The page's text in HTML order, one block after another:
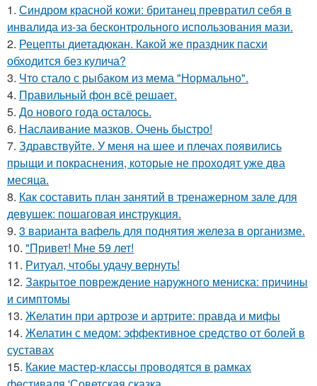
1. Синдром красной кожи: британец превратил себя в
инвалида из-за бесконтрольного использования мази.
2. Рецепты диетадюкан. Какой же праздник пасхи
обходится без кулича?
3. Что стало с рыбаком из мема "Нормально".
4. Правильный фон всё решает.
5. До нового года осталось.
6. Наслаивание мазков. Очень быстро!
7. Здравствуйте. У меня на шее и плечах появились
прыщи и покраснения, которые не проходят уже два
месяца.
8. Как составить план занятий в тренажерном зале для
девушек: пошаговая инструкция.
9. 3 варианта вафель для поднятия железа в организме.
10. "Привет! Мне 59 лет!
11. Ритуал, чтобы удачу вернуть!
12. Закрытое повреждение наружного мениска: причины
и симптомы
13. Желатин при артрозе и артрите: правда и мифы
14. Желатин с медом: эффективное средство от болей в
суставах
15. Какие мастер-классы проводятся в рамках